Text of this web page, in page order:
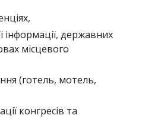
інформації, державних
місцевого
(готель, мотель,
конгресів та